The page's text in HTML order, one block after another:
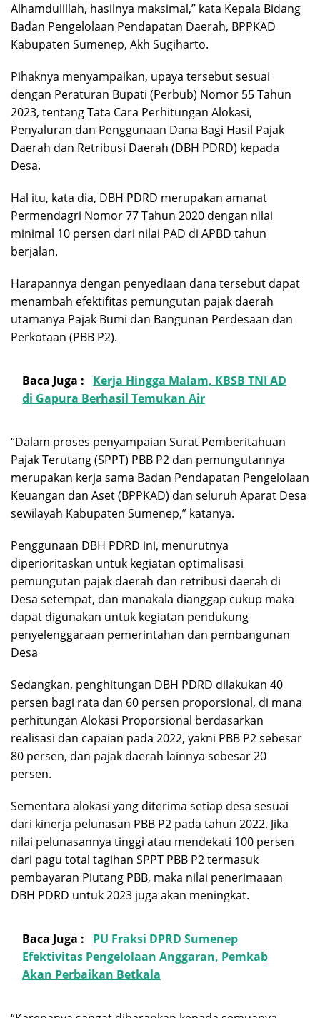
Alhamdulillah, hasilnya maksimal,” kata Kepala Bidang
Badan Pengelolaan Pendapatan Daerah, BPPKAD
Kabupaten Sumenep, Akh Sugiharto.
Pihaknya menyampaikan, upaya tersebut sesuai
dengan Peraturan Bupati (Perbub) Nomor 55 Tahun
2023, tentang Tata Cara Perhitungan Alokasi,
Penyaluran dan Penggunaan Dana Bagi Hasil Pajak
Daerah dan Retribusi Daerah (DBH PDRD) kepada
Desa.
Hal itu, kata dia, DBH PDRD merupakan amanat
Permendagri Nomor 77 Tahun 2020 dengan nilai
minimal 10 persen dari nilai PAD di APBD tahun
berjalan.
Harapannya dengan penyediaan dana tersebut dapat
menambah efektifitas pemungutan pajak daerah
utamanya Pajak Bumi dan Bangunan Perdesaan dan
Perkotaan (PBB P2).
Baca Juga :
Kerja Hingga Malam, KBSB TNI AD
di Gapura Berhasil Temukan Air
“Dalam proses penyampaian Surat Pemberitahuan
Pajak Terutang (SPPT) PBB P2 dan pemungutannya
merupakan kerja sama Badan Pendapatan Pengelolaan
Keuangan dan Aset (BPPKAD) dan seluruh Aparat Desa
sewilayah Kabupaten Sumenep,” katanya.
Penggunaan DBH PDRD ini, menurutnya
diperioritaskan untuk kegiatan optimalisasi
pemungutan pajak daerah dan retribusi daerah di
Desa setempat, dan manakala dianggap cukup maka
dapat digunakan untuk kegiatan pendukung
penyelenggaraan pemerintahan dan pembangunan
Desa
Sedangkan, penghitungan DBH PDRD dilakukan 40
persen bagi rata dan 60 persen proporsional, di mana
perhitungan Alokasi Proporsional berdasarkan
realisasi dan capaian pada 2022, yakni PBB P2 sebesar
80 persen, dan pajak daerah lainnya sebesar 20
persen.
Sementara alokasi yang diterima setiap desa sesuai
dari kinerja pelunasan PBB P2 pada tahun 2022. Jika
nilai pelunasannya tinggi atau mendekati 100 persen
dari pagu total tagihan SPPT PBB P2 termasuk
pembayaran Piutang PBB, maka nilai penerimaaan
DBH PDRD untuk 2023 juga akan meningkat.
Baca Juga :
PU Fraksi DPRD Sumenep
Efektivitas Pengelolaan Anggaran, Pemkab
Akan Perbaikan Betkala